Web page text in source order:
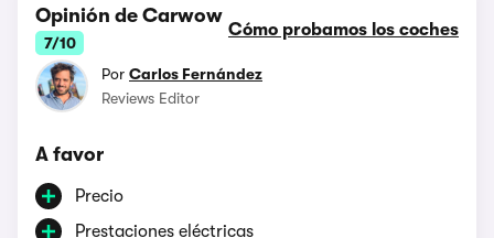
Opinión de Carwow
7/10
Cómo probamos los coches
Por Carlos Fernández
Reviews Editor
A favor
Precio
Prestaciones eléctricas